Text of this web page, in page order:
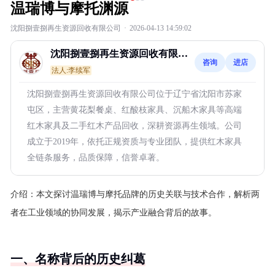
温瑞博与摩托渊源
沈阳捌壹捌再生资源回收有限公司 · 2026-04-13 14:59:02
沈阳捌壹捌再生资源回收有限公
司
法人:李续军
咨询 进店
沈阳捌壹捌再生资源回收有限公司位于辽宁省沈阳市苏家
屯区，主营黄花梨餐桌、红酸枝家具、沉船木家具等高端
红木家具及二手红木产品回收，深耕资源再生领域。公司
成立于2019年，依托正规资质与专业团队，提供红木家具
全链条服务，品质保障，信誉卓著。
介绍： 本文探讨温瑞博与摩托品牌的历史关联与技术合作，解析两
者在工业领域的协同发展，揭示产业融合背后的故事。
一、名称背后的历史纠葛